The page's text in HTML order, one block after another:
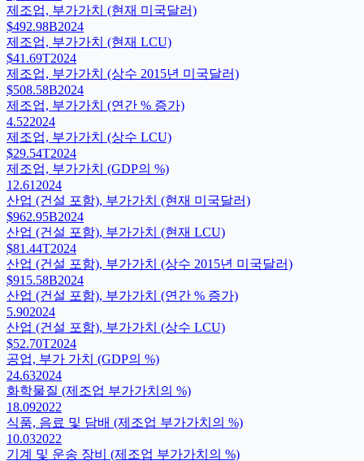
제조업, 부가가치 (현재 미국달러)
$492.98B2024
제조업, 부가가치 (현재 LCU)
$41.69T2024
제조업, 부가가치 (상수 2015년 미국달러)
$508.58B2024
제조업, 부가가치 (연간 % 증가)
4.522024
제조업, 부가가치 (상수 LCU)
$29.54T2024
제조업, 부가가치 (GDP의 %)
12.61 2024
산업 (건설 포함), 부가가치 (현재 미국달러)
$962.95B2024
산업 (건설 포함), 부가가치 (현재 LCU)
$81.44T2024
산업 (건설 포함), 부가가치 (상수 2015년 미국달러)
$915.58B2024
산업 (건설 포함), 부가가치 (연간 % 증가)
5.902024
산업 (건설 포함), 부가가치 (상수 LCU)
$52.70T2024
공업, 부가 가치 (GDP의 %)
24.632024
화학물질 (제조업 부가가치의 %)
18.092022
식품, 음료 및 담배 (제조업 부가가치의 %)
10.032022
기계 및 운송 장비 (제조업 부가가치의 %)